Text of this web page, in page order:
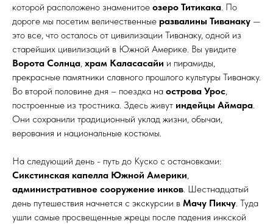
которой расположено знаменитое озеро Титикака. По
дороге мы посетим величественные развалины Тиванаку —
это все, что осталось от цивилизации Тиванаку, одной из
старейших цивилизаций в Южной Америке. Вы увидите
Ворота Солнца, храм Каласасайи и пирамиды,
прекрасные памятники славного прошлого культуры Тиванаку.
Во второй половине дня – поездка на острова Урос,
построенные из тростника. Здесь живут индейцы Аймара.
Они сохранили традиционный уклад жизни, обычаи,
верования и национальные костюмы.
На следующий день - путь до Куско с остановками:
Сикстинская капелла Южной Америки,
административное сооружение инков. Шестнадцатый
день путешествия начнется с экскурсии в Мачу Пикчу. Туда
ушли самые просвещенные жрецы после падения инкской